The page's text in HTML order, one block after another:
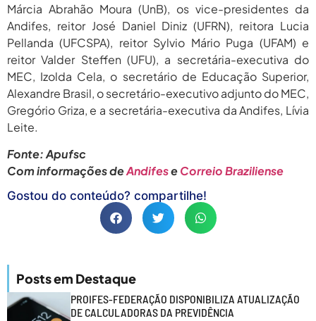
Márcia Abrahão Moura (UnB), os vice-presidentes da
Andifes, reitor José Daniel Diniz (UFRN), reitora Lucia
Pellanda (UFCSPA), reitor Sylvio Mário Puga (UFAM) e
reitor Valder Steffen (UFU), a secretária-executiva do
MEC, Izolda Cela, o secretário de Educação Superior,
Alexandre Brasil, o secretário-executivo adjunto do MEC,
Gregório Griza, e a secretária-executiva da Andifes, Lívia
Leite.
Fonte: Apufsc
Com informações deAndifeseCorreio Braziliense
Gostou do conteúdo? compartilhe!
Posts em Destaque
PROIFES-FEDERAÇÃO DISPONIBILIZA ATUALIZAÇÃO
DE CALCULADORAS DA PREVIDÊNCIA